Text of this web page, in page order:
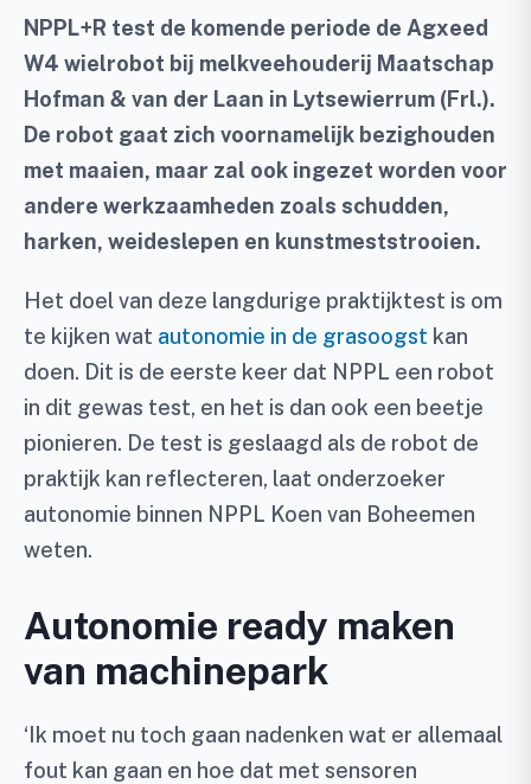
NPPL+R test de komende periode de Agxeed
W4 wielrobot bij melkveehouderij Maatschap
Hofman & van der Laan in Lytsewierrum (Frl.).
De robot gaat zich voornamelijk bezighouden
met maaien, maar zal ook ingezet worden voor
andere werkzaamheden zoals schudden,
harken, weideslepen en kunstmeststrooien.
Het doel van deze langdurige praktijktest is om
te kijken wat autonomie in de grasoogst kan
doen. Dit is de eerste keer dat NPPL een robot
in dit gewas test, en het is dan ook een beetje
pionieren. De test is geslaagd als de robot de
praktijk kan reflecteren, laat onderzoeker
autonomie binnen NPPL Koen van Boheemen
weten.
Autonomie ready maken
van machinepark
‘Ik moet nu toch gaan nadenken wat er allemaal
fout kan gaan en hoe dat met sensoren